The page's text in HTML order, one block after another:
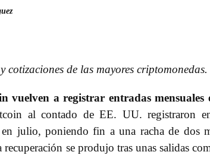
cotizaciones de las mayores criptomonedas.
vuelven a registrar entradas mensuales
al contado de EE. UU. registraron
julio, poniendo fin a una racha de dos
recuperación se produjo tras unas salidas